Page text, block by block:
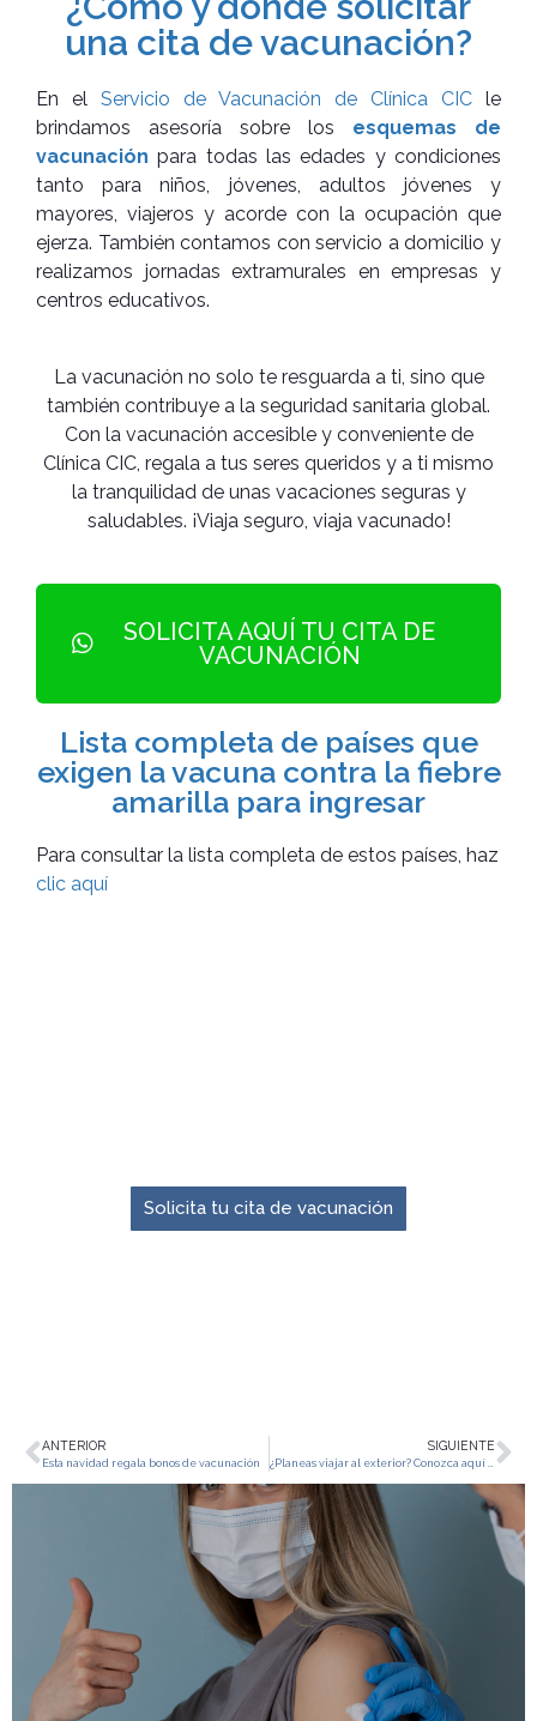
una cita de vacunación?
En el Servicio de Vacunación de Clínica CIC le
brindamos asesoría sobre los esquemas de
vacunación para todas las edades y condiciones
tanto para niños, jóvenes, adultos jóvenes y
mayores, viajeros y acorde con la ocupación que
ejerza. También contamos con servicio a domicilio y
realizamos jornadas extramurales en empresas y
centros educativos.
La vacunación no solo te resguarda a ti, sino que
también contribuye a la seguridad sanitaria global.
Con la vacunación accesible y conveniente de
Clínica CIC, regala a tus seres queridos y a ti mismo
la tranquilidad de unas vacaciones seguras y
saludables. ¡Viaja seguro, viaja vacunado!
SOLICITA AQUÍ TU CITA DE
VACUNACIÓN
Lista completa de países que
exigen la vacuna contra la fiebre
amarilla para ingresar
Para consultar la lista completa de estos países, haz
clic aquí
Solicita tu cita de vacunación
ANTERIOR
Esta navidad regala bonos de vacunación
SIGUIENTE